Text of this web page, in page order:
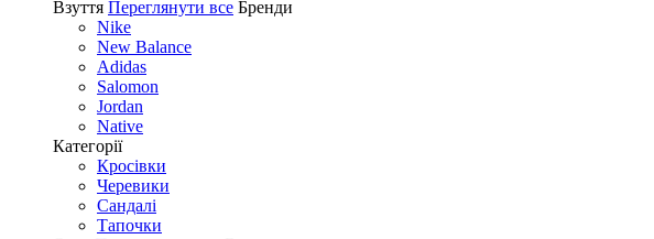
Взуття Переглянути все Бренди
Nike
New Balance
Adidas
Salomon
Jordan
Native
Категорії
Кросівки
Черевики
Сандалі
Tапочки